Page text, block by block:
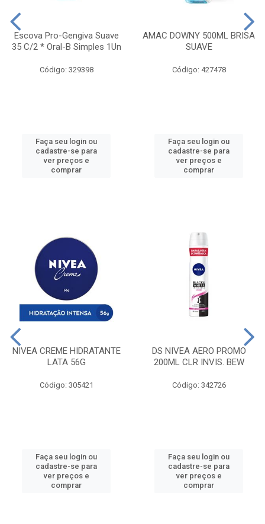
Escova Pro-Gengiva Suave
35 C/2 * Oral-B Simples 1Un
Código: 329398
Faça seu login ou
cadastre-se para
ver preços e
comprar
AMAC DOWNY 500ML BRISA
SUAVE
Código: 427478
Faça seu login ou
cadastre-se para
ver preços e
comprar
NIVEA CREME HIDRATANTE
LATA 56G
Código: 305421
Faça seu login ou
cadastre-se para
ver preços e
comprar
DS NIVEA AERO PROMO
200ML CLR INVIS. BEW
Código: 342726
Faça seu login ou
cadastre-se para
ver preços e
comprar